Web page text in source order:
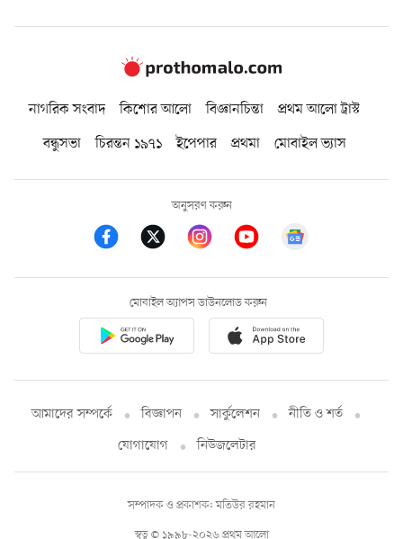
নাগরিক সংবাদ কিশোর আলো বিজ্ঞানচিন্তা
প্রথম আলো ট্রাস্ট
বন্ধুসভা
চিরন্তন ১৯৭১ ইপেপার প্রথমা মোবাইল ভ্যাস
অনুসরণ করুন
মোবাইল অ্যাপস ডাউনলোড করুন
আমাদের সম্পর্কে বিজ্ঞাপন সার্কুলেশন
নীতি ও শর্ত
যোগাযোগ
নিউজলেটার
স্বত্ব © ১৯৯৮-২০২৬ প্রথম আলো
সম্পাদক ও প্রকাশক: মতিউর রহমান